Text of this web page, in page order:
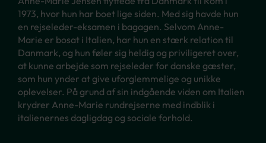
1973, hvor hun har boet lige siden. Med sig havde hun
en rejseleder-eksamen i bagagen. Selvom Anne-
Marie er bosat i Italien, har hun en stærk relation til
Danmark, og hun føler sig heldig og priviligeret over,
at kunne arbejde som rejseleder for danske gæster,
som hun ynder at give uforglemmelige og unikke
oplevelser. På grund af sin indgående viden om Italien
krydrer Anne-Marie rundrejserne med indblik i
italienernes dagligdag og sociale forhold.